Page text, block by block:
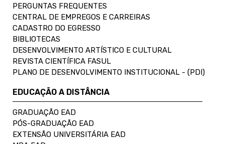
PERGUNTAS FREQUENTES
CENTRAL DE EMPREGOS E CARREIRAS
CADASTRO DO EGRESSO
BIBLIOTECAS
DESENVOLVIMENTO ARTÍSTICO E CULTURAL
REVISTA CIENTÍFICA FASUL
PLANO DE DESENVOLVIMENTO INSTITUCIONAL - (PDI)
EDUCAÇÃO A DISTÂNCIA
GRADUAÇÃO EAD
PÓS-GRADUAÇÃO EAD
EXTENSÃO UNIVERSITÁRIA EAD